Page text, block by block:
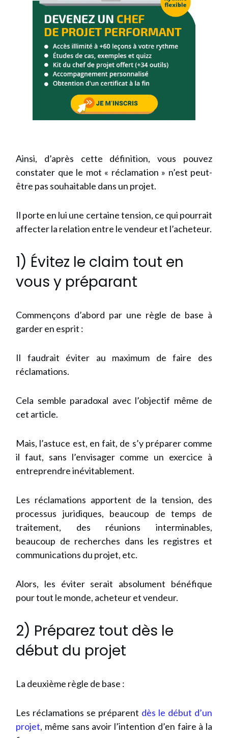
Ainsi, d’après cette définition, vous pouvez
constater que le mot « réclamation » n’est peut-
être pas souhaitable dans un projet.
Il porte en lui une certaine tension, ce qui pourrait
affecter la relation entre le vendeur et l’acheteur.
1) Évitez le claim tout en
vous y préparant
Commençons d’abord par une règle de base à
garder en esprit :
Il faudrait éviter au maximum de faire des
réclamations.
Cela semble paradoxal avec l’objectif même de
cet article.
Mais, l’astuce est, en fait, de s’y préparer comme
il faut, sans l’envisager comme un exercice à
entreprendre inévitablement.
Les réclamations apportent de la tension, des
processus juridiques, beaucoup de temps de
traitement, des réunions interminables,
beaucoup de recherches dans les registres et
communications du projet, etc.
Alors, les éviter serait absolument bénéfique
pour tout le monde, acheteur et vendeur.
2) Préparez tout dès le
début du projet
La deuxième règle de base :
Les réclamations se préparent dès le début d’un
projet, même sans avoir l’intention d’en faire à la